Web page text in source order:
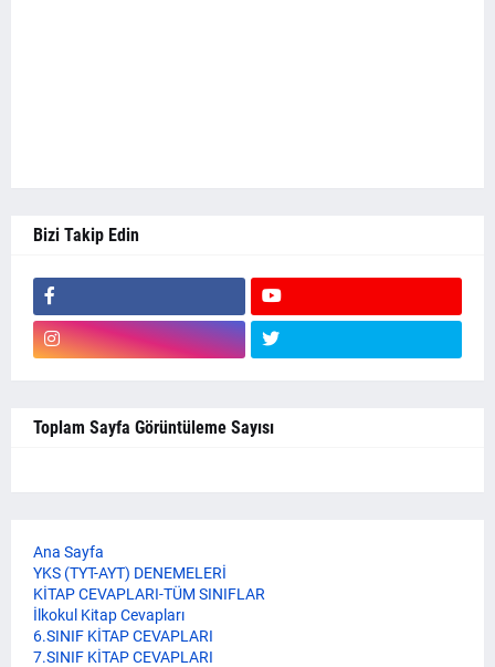
Bizi Takip Edin
Toplam Sayfa Görüntüleme Sayısı
Ana Sayfa
YKS (TYT-AYT) DENEMELERİ
KİTAP CEVAPLARI-TÜM SINIFLAR
İlkokul Kitap Cevapları
6.SINIF KİTAP CEVAPLARI
7.SINIF KİTAP CEVAPLARI